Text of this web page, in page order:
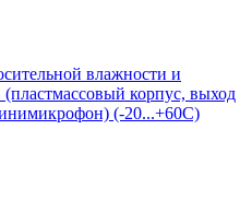
влажности и
корпус, выход
(-20...+60С)